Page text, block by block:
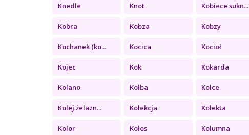
Knedle Knot Kobiece sukn...
Kobra Kobza Kobzy
Kochanek (ko... Kocica Kocioł
Kojec Kok Kokarda
Kolano Kolba Kolce
Kolej żelazn... Kolekcja Kolekta
Kolor Kolos Kolumna